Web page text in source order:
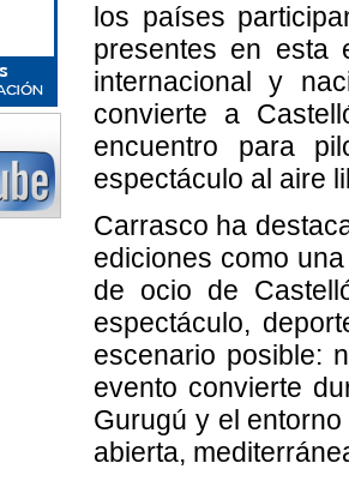
los países
presentes en esta
internacional y
convierte a
encuentro para
espectáculo al aire
Carrasco ha
ediciones como
de ocio de
espectáculo,
escenario posible:
evento convierte
Gurugú y el
abierta,